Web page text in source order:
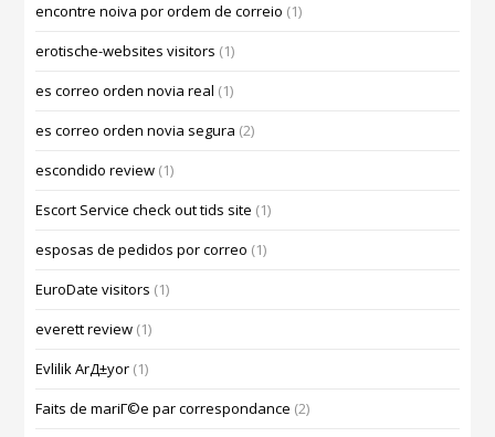
encontre noiva por ordem de correio (1)
erotische-websites visitors (1)
es correo orden novia real (1)
es correo orden novia segura (2)
escondido review (1)
Escort Service check out tids site (1)
esposas de pedidos por correo (1)
EuroDate visitors (1)
everett review (1)
Evlilik ArД±yor (1)
Faits de mariГ©e par correspondance (2)